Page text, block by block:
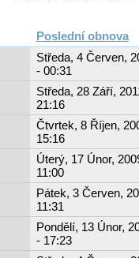
Poslední obnova
Středa, 4 Červen,
- 00:31
Středa, 28 Září,
21:16
Čtvrtek, 8 Říjen,
15:16
Úterý, 17 Únor,
11:00
Pátek, 3 Červen,
11:31
Pondělí, 13 Únor,
- 17:23